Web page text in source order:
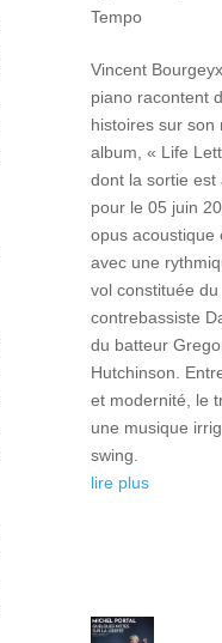
Tempo
Vincent
piano racontent
histoires sur son
album, « Life
dont la sortie est
pour le 05 juin
opus acoustique
avec une
vol constituée du
contrebassiste
du batteur
Hutchinson.
et modernité, le
une musique
swing.
lire plus